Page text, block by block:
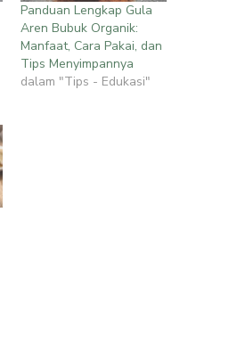
Panduan Lengkap Gula
Aren Bubuk Organik:
Manfaat, Cara Pakai, dan
Tips Menyimpannya
dalam "Tips - Edukasi"